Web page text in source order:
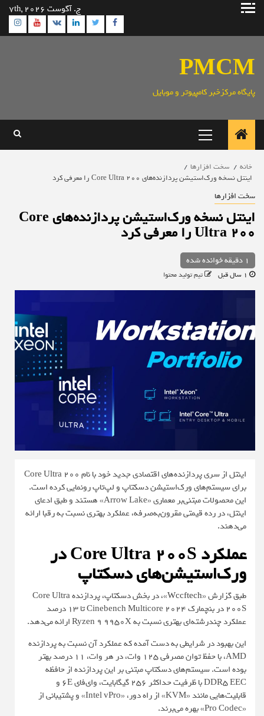
پرش
ج. آگوست 7th, 2026
Facebook
Twitter
Linkedin
VK
PMCM
پایگاه مرکزخبر کامپیوتر و موبایل
اصلی
خانه
سخت افزارها
اینتل نسخه ورک‌استیشن پردازنده‌های Core Ultra 200 را معرفی کرد
سخت افزارها
اینتل نسخه ورک‌استیشن پردازنده‌های Core
Ultra 200 را معرفی کرد
1 دقیقه خوانده شده
تیم تولید محتوا
اینتل از سری پردازنده‌های اقتصادی جدید خود با نام Core Ultra 200
برای سیستم‌های ورک‌استیشن دسکتاپ و لپ‌تاپ رونمایی کرده است.
این محصولات مبتنی‌بر معماری «Arrow Lake» هستند و طبق ادعای
اینتل، در رده قیمتی مقرون‌به‌صرفه، عملکرد بهتری نسبت به رقبا ارائه
می‌دهند.
عملکرد Core Ultra 200S در
ورک‌استیشن‌های دسکتاپ
طبق گزارش «Wccftech
»، در بخش دسکتاپ، پردازنده Core Ultra
200S در بنچمارک Cinebench Multicore 2024 تا 13 درصد
عملکرد چندرشته‌ای بهتری نسبت به Ryzen 9 9950X ارائه می‌دهد.
این بهبود در شرایطی به‌ دست آمده که عملکرد آن نسبت به پردازنده
AMD، با حفظ توان مصرفی 125 وات، در هر وات، 11 درصد بهتر
بوده است. سیستم‌های دسکتاپ مبتنی بر این پردازنده از حافظه
DDR5 EEC با ظرفیت حداکثر 256 گیگابایت، وای‌فای 6E و
قابلیت‌هایی مانند «KVM» از راه دور، «Intel vPro» و پشتیبانی از
«Pro Codec» بهره می‌برند.